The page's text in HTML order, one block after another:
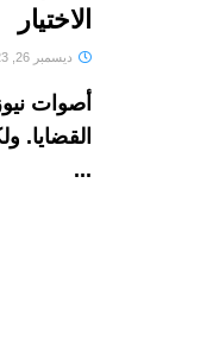
الاختيار
ديسمبر 26, 2023
أصوات
القضايا.
...